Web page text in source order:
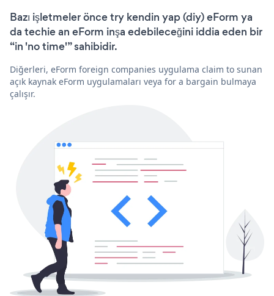
Bazı işletmeler önce try kendin yap (diy) eForm ya
da techie an eForm inşa edebileceğini iddia eden bir
“in 'no time'” sahibidir.
Diğerleri, eForm foreign companies uygulama claim to sunan
açık kaynak eForm uygulamaları veya for a bargain bulmaya
çalışır.